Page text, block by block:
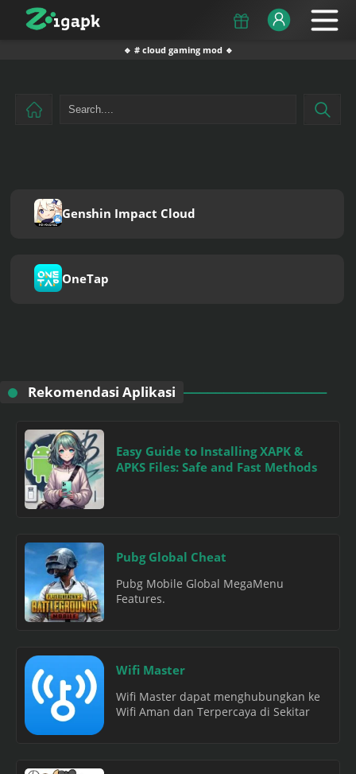
🔹 # cloud gaming mod 🔹
Genshin Impact Cloud
OneTap
Rekomendasi Aplikasi
Easy Guide to Installing XAPK &
APKS Files: Safe and Fast Methods
Pubg Global Cheat
Pubg Mobile Global MegaMenu
Features.
Wifi Master
Wifi Master dapat menghubungkan ke
Wifi Aman dan Terpercaya di Sekitar